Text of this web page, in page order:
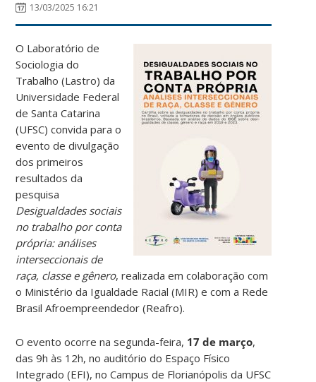
13/03/2025 16:21
O Laboratório de
Sociologia do
Trabalho (Lastro) da
Universidade Federal
de Santa Catarina
(UFSC) convida para o
evento de divulgação
dos primeiros
resultados da
pesquisa
Desigualdades sociais
no trabalho por conta
própria: análises
interseccionais de
raça, classe e gênero, realizada em colaboração com
o Ministério da Igualdade Racial (MIR) e com a Rede
Brasil Afroempreendedor (Reafro).
O evento ocorre na segunda-feira, 17 de março,
das 9h às 12h, no auditório do Espaço Físico
Integrado (EFI), no Campus de Florianópolis da UFSC